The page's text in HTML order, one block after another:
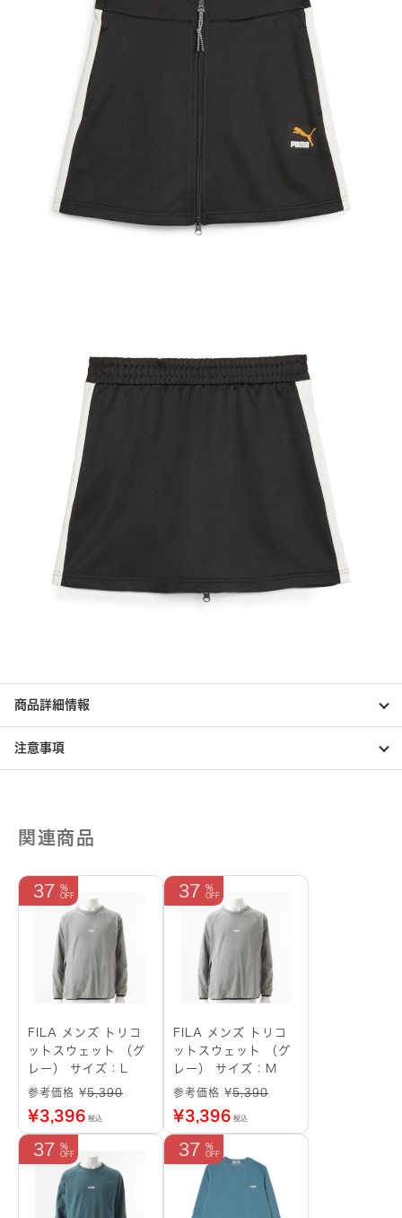
商品詳細情報
注意事項
関連商品
37
FILA メンズ トリコ
ットスウェット （グ
レー） サイズ：L
参考価格 ¥5,390
¥3,396 税込
37
FILA メンズ トリコ
ットスウェット （グ
レー） サイズ：M
参考価格 ¥5,390
¥3,396 税込
37 37